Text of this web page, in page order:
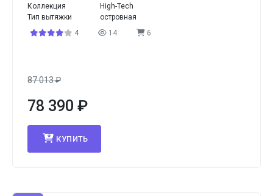
Коллекция
High-Tech
Тип вытяжки
островная
4
14 6
87 013₽
78 390 ₽
КУПИТЬ